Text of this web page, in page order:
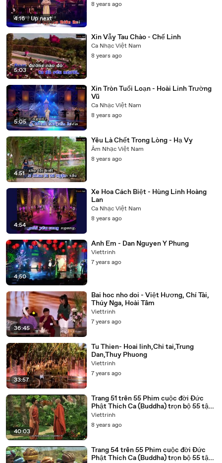
4:16 | Up next
8 years ago
5:03
Xin Vẫy Tau Chào - Chế Linh
Ca Nhạc Việt Nam
8 years ago
5:05
Xin Tròn Tuổi Loạn - Hoài Linh Trường
Vũ
Ca Nhạc Việt Nam
8 years ago
4:51
Yêu Là Chết Trong Lòng - Hạ Vy
Âm Nhạc Việt Nam
8 years ago
4:54
Xe Hoa Cách Biệt - Hùng Linh Hoàng
Lan
Ca Nhạc Việt Nam
8 years ago
4:50
Anh Em - Dan Nguyen Y Phung
Viettrinh
7 years ago
36:45
Bai hoc nho doi - Việt Hương, Chí Tài,
Thúy Nga, Hoài Tâm
Viettrinh
7 years ago
33:57
Tu Thien- Hoai linh,Chi tai,Trung
Dan,Thuy Phuong
Viettrinh
7 years ago
40:03
Trang 51 trên 55 Phim cuộc đời Đức
Phật Thích Ca (Buddha) trọn bộ 55 tập
lồng tiếng
Viettrinh
8 years ago
Trang 54 trên 55 Phim cuộc đời Đức
Phật Thích Ca (Buddha) trọn bộ 55 tập